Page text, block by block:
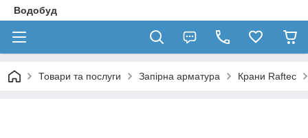
Водобуд
Товари та послуги Запірна арматура Крани Raftec